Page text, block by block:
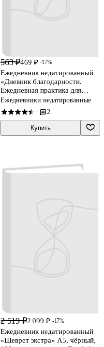
563 ₽469 ₽ -17%
Ежедневник недатированный
«Дневник благодарности.
Ежедневная практика для
гармонизации жизни» А5,
сиреневый, Эксмо
Ежедневники недатированные
· 2
Купить
2 519 ₽2 099 ₽ -17%
Ежедневник недатированный
«Шеврет экстра» А5, чёрный,